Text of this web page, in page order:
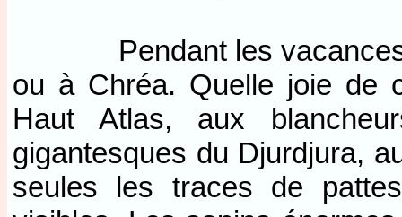
Pendant les vacances
ou à Chréa. Quelle joie de
Haut Atlas, aux
gigantesques du Djurdjura,
seules les traces de